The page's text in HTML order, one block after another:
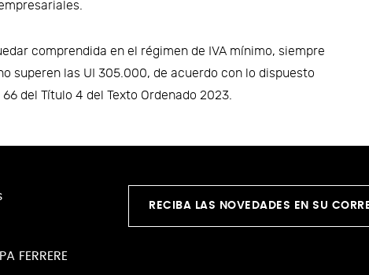
comprendida en el régimen de IVA mínimo, siempre
superen las UI 305.000, de acuerdo con lo dispuesto
del Título 4 del Texto Ordenado 2023.
FERRERE
RECIBA LAS NOVEDADES EN SU